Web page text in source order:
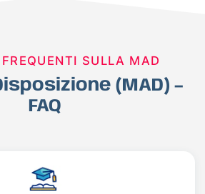
SULLA MAD
(MAD) –
FAQ